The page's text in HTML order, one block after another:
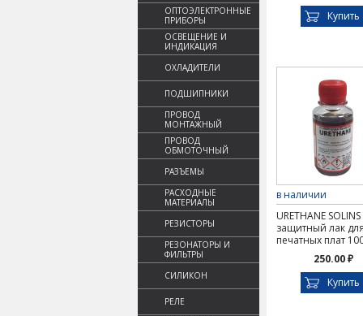
ОПТОЭЛЕКТРОННЫЕ
ПРИБОРЫ
ОСВЕЩЕНИЕ И
ИНДИКАЦИЯ
ОХЛАДИТЕЛИ
ПОДШИПНИКИ
ПРОВОД
МОНТАЖНЫЙ
ПРОВОД
ОБМОТОЧНЫЙ
РАЗЪЕМЫ
РАСХОДНЫЕ
МАТЕРИАЛЫ
РЕЗИСТОРЫ
РЕЗОНАТОРЫ И
ФИЛЬТРЫ
СИЛИКОН
РЕЛЕ
Купить
в наличии
URETHANE SOLINS
защитный лак
печатных плат
250.00 ₽
Купить